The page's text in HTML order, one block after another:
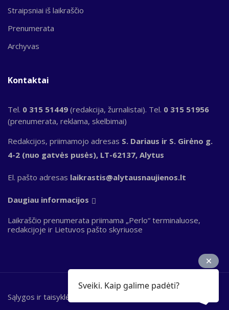
Straipsniai iš laikraščio
Prenumerata
Archyvas
Kontaktai
Tel. 0 315 51449 (redakcija, žurnalistai). Tel. 0 315 51956
(prenumerata, reklama, skelbimai)
Redakcijos, priimamojo adresas S. Dariaus ir S. Girėno g.
4-2 (nuo gatvės pusės), LT-62137, Alytus
El. pašto adresas laikrastis@alytausnaujienos.lt
Daugiau informacijos
Laikraščio prenumerata priimama „Perlo“ terminaluose,
redakcijoje ir Lietuvos pašto skyriuose
Bottom
Sąlygos ir taisyklės
Sveiki. Kaip galime padėti?